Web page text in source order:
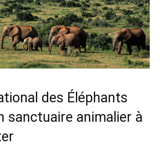
des Éléphants
sanctuaire animalier à